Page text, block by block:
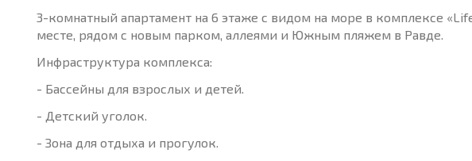
3-комнатный апартамент на 6 этаже с видом на море в комплексе
месте, рядом с новым парком, аллеями и Южным пляжем в Равде.
Инфраструктура комплекса:
- Бассейны для взрослых и детей.
- Детский уголок.
- Зона для отдыха и прогулок.